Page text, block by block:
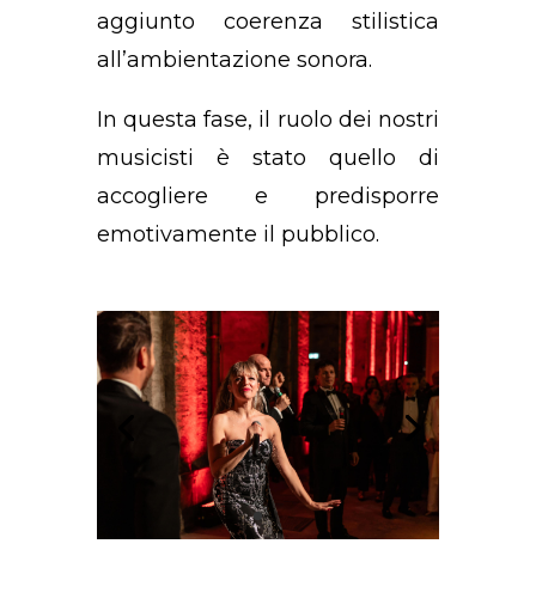
aggiunto coerenza stilistica
all’ambientazione sonora.
In questa fase, il ruolo dei nostri
musicisti è stato quello di
accogliere e predisporre
emotivamente il pubblico.